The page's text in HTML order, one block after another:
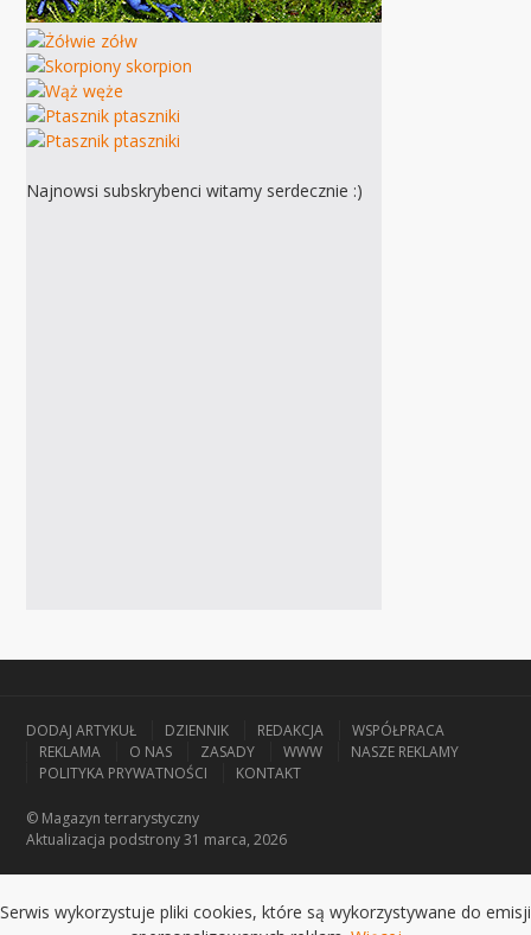
Najnowsi subskrybenci witamy serdecznie :)
DODAJ ARTYKUŁ DZIENNIK REDAKCJA
WSPÓŁPRACA
REKLAMA
O NAS ZASADY WWW
NASZE REKLAMY
POLITYKA PRYWATNOŚCI
KONTAKT
© Magazyn terrarystyczny
Aktualizacja podstrony 31 marca, 2026
Serwis wykorzystuje pliki cookies, które są wykorzystywane do emisji